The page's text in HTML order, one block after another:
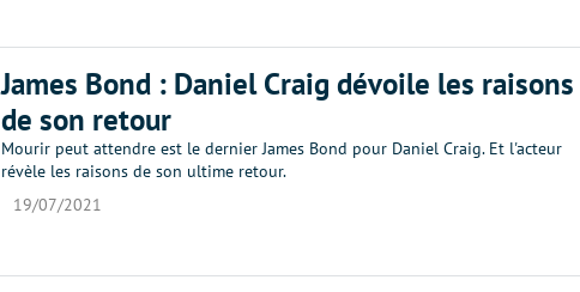
James Bond : Daniel Craig dévoile les raisons
de son retour
Mourir peut attendre est le dernier James Bond pour Daniel Craig. Et l'acteur
révèle les raisons de son ultime retour.
19/07/2021